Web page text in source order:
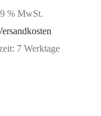
% MwSt.
7 Werktage